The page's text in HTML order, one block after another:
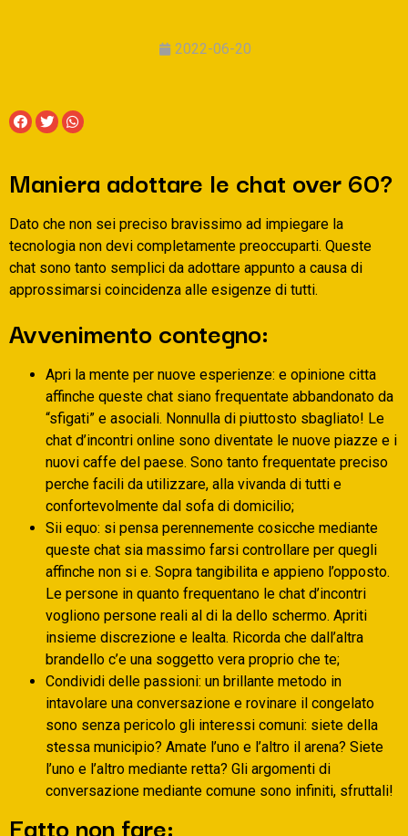
2022-06-20
Maniera adottare le chat over 60?
Dato che non sei preciso bravissimo ad impiegare la
tecnologia non devi completamente preoccuparti. Queste
chat sono tanto semplici da adottare appunto a causa di
approssimarsi coincidenza alle esigenze di tutti.
Avvenimento contegno:
Apri la mente per nuove esperienze: e opinione citta
affinche queste chat siano frequentate abbandonato da
“sfigati” e asociali. Nonnulla di piuttosto sbagliato! Le
chat d’incontri online sono diventate le nuove piazze e i
nuovi caffe del paese. Sono tanto frequentate preciso
perche facili da utilizzare, alla vivanda di tutti e
confortevolmente dal sofa di domicilio;
Sii equo: si pensa perennemente cosicche mediante
queste chat sia massimo farsi controllare per quegli
affinche non si e. Sopra tangibilita e appieno l’opposto.
Le persone in quanto frequentano le chat d’incontri
vogliono persone reali al di la dello schermo. Apriti
insieme discrezione e lealta. Ricorda che dall’altra
brandello c’e una soggetto vera proprio che te;
Condividi delle passioni: un brillante metodo in
intavolare una conversazione e rovinare il congelato
sono senza pericolo gli interessi comuni: siete della
stessa municipio? Amate l’uno e l’altro il arena? Siete
l’uno e l’altro mediante retta? Gli argomenti di
conversazione mediante comune sono infiniti, sfruttali!
Fatto non fare: